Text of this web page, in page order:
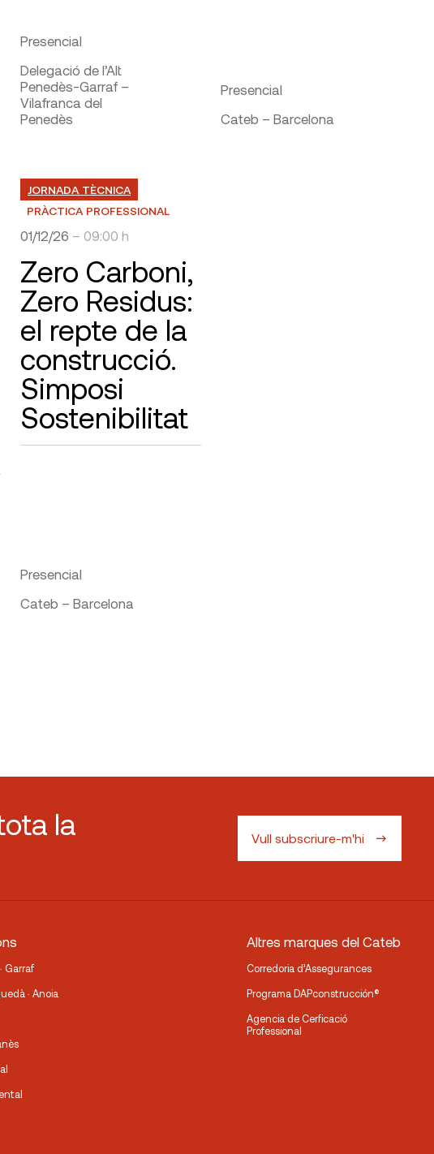
Presencial
Delegació de l’Alt
Penedès-Garraf –
Vilafranca del
Penedès
Presencial
Cateb – Barcelona
JORNADA TÈCNICA
PRÀCTICA PROFESSIONAL
01/12/26 – 09:00 h
Zero Carboni,
Zero Residus:
el repte de la
construcció.
Simposi
Sostenibilitat
Presencial
Cateb – Barcelona
la
Vull subscriure-m'hi
Garraf
· Anoia
Altres marques del Cateb
Corredoria d’Assegurances
Programa DAPconstrucción®
Agencia de Cerficació
Professional